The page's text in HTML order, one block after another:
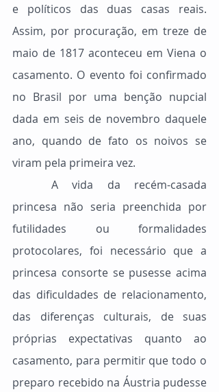
e políticos das duas casas reais.
Assim, por procuração, em treze de
maio de 1817 aconteceu em Viena o
casamento. O evento foi confirmado
no Brasil por uma benção nupcial
dada em seis de novembro daquele
ano, quando de fato os noivos se
viram pela primeira vez.
princesa não seria preenchida por
futilidades ou formalidades
protocolares, foi necessário que a
princesa consorte se pusesse acima
das dificuldades de relacionamento,
das diferenças culturais, de suas
próprias expectativas quanto ao
casamento, para permitir que todo o
preparo recebido na Áustria pudesse